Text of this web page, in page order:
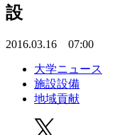
設
2016.03.16 07:00
大学ニュース
施設設備
地域貢献